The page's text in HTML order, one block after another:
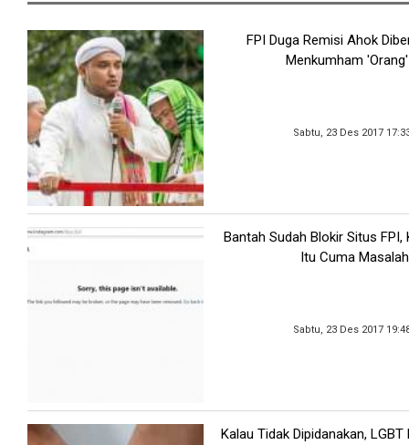
FPI Duga Remisi Ahok
Menkumham 'Orang'
Sabtu, 23 Des 2017
Bantah Sudah Blokir Situs
Itu Cuma
Sabtu, 23 Des 2017
Kalau Tidak Dipidanakan,